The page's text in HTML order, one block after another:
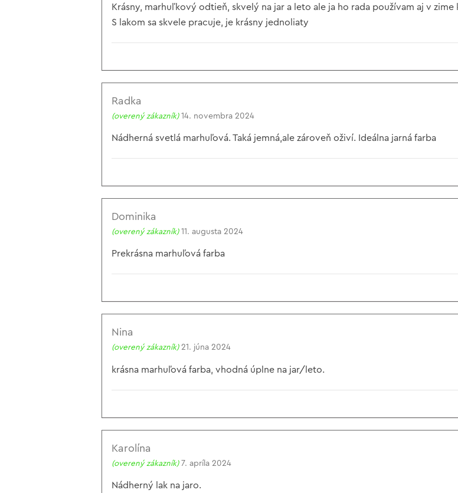
Krásny, marhuľkový odtieň, skvelý na jar a leto ale ja ho rada používam aj v
S lakom sa skvele pracuje, je krásny jednoliaty
Radka
(overený zákazník) 14. novembra 2024
Nádherná svetlá marhuľová. Taká jemná,ale zároveň oživí. Ideálna jarná farba
Dominika
(overený zákazník) 11. augusta 2024
Prekrásna marhuľová farba
Nina
(overený zákazník) 21. júna 2024
krásna marhuľová farba, vhodná úplne na jar/leto.
Karolína
(overený zákazník) 7. apríla 2024
Nádherný lak na jaro.